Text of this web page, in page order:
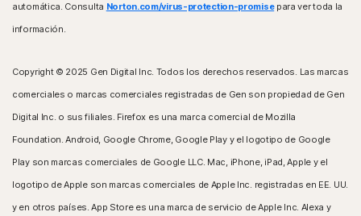
automática. Consulta Norton.com/virus-protection-promisepara ver toda la
información.
Copyright © 2025 Gen Digital Inc. Todos los derechos reservados. Las marcas
comerciales o marcas comerciales registradas de Gen son propiedad de Gen
Digital Inc. o sus filiales. Firefox es una marca comercial de Mozilla
Foundation. Android, Google Chrome, Google Play y el logotipo de Google
Play son marcas comerciales de Google LLC. Mac, iPhone, iPad, Apple y el
logotipo de Apple son marcas comerciales de Apple Inc. registradas en EE. UU.
y en otros países. App Store es una marca de servicio de Apple Inc. Alexa y